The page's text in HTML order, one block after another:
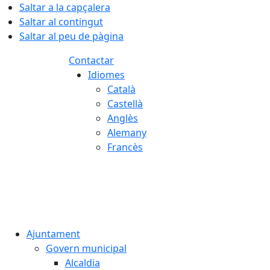
Saltar a la capçalera
Saltar al contingut
Saltar al peu de pàgina
Contactar
Idiomes
Català
Castellà
Anglès
Alemany
Francès
Ajuntament
Govern municipal
Alcaldia